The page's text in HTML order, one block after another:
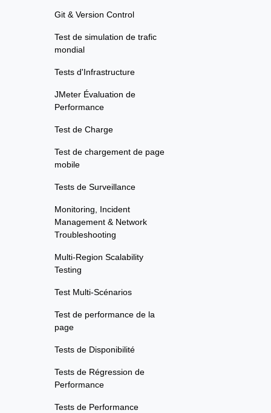
Git & Version Control
Test de simulation de trafic
mondial
Tests d'Infrastructure
JMeter Évaluation de
Performance
Test de Charge
Test de chargement de page
mobile
Tests de Surveillance
Monitoring, Incident
Management & Network
Troubleshooting
Multi-Region Scalability
Testing
Test Multi-Scénarios
Test de performance de la
page
Tests de Disponibilité
Tests de Régression de
Performance
Tests de Performance